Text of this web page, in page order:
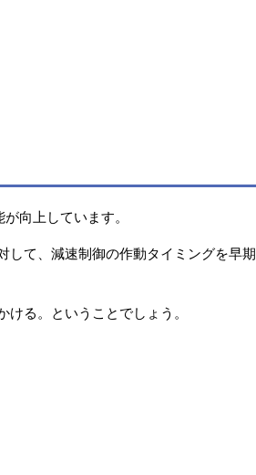
向上しています。
して、減速制御の作動タイミングを早期
る。ということでしょう。